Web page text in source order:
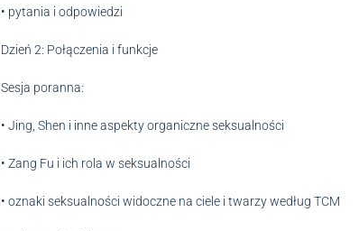
• pytania i odpowiedzi
Dzień 2: Połączenia i funkcje
Sesja poranna:
• Jing, Shen i inne aspekty organiczne seksualności
• Zang Fu i ich rola w seksualności
• oznaki seksualności widoczne na ciele i twarzy według TCM